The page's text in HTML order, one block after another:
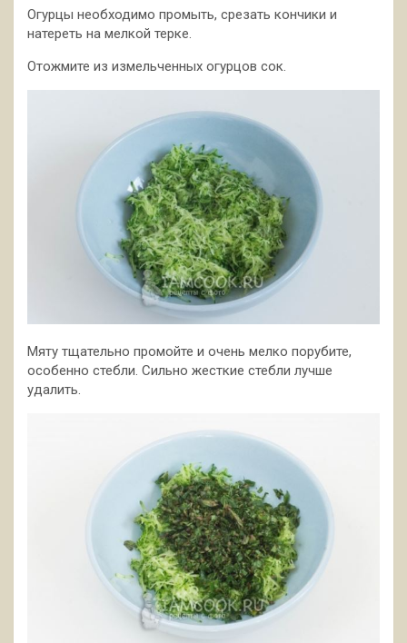
Огурцы необходимо промыть, срезать кончики и
натереть на мелкой терке.
Отожмите из измельченных огурцов сок.
Мяту тщательно промойте и очень мелко порубите,
особенно стебли. Сильно жесткие стебли лучше
удалить.